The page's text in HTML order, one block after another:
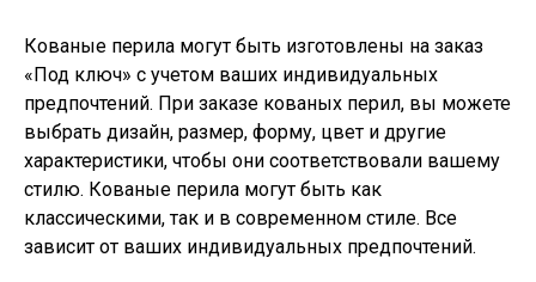
Кованые перила могут быть изготовлены на заказ
«Под ключ» с учетом ваших индивидуальных
предпочтений. При заказе кованых перил, вы можете
выбрать дизайн, размер, форму, цвет и другие
характеристики, чтобы они соответствовали вашему
стилю. Кованые перила могут быть как
классическими, так и в современном стиле. Все
зависит от ваших индивидуальных предпочтений.